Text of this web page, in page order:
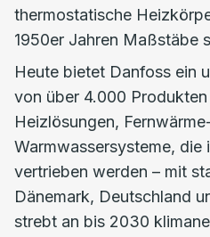
thermostatische
1950er Jahren Maßstäbe
Heute bietet Danfoss ein
von über 4.000
Heizlösungen,
Warmwassersysteme, die
vertrieben werden – mit
Dänemark, Deutschland
strebt an bis 2030